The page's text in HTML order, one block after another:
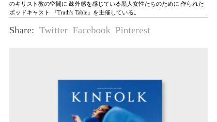
のキリスト教の空間に 疎外感を感じている黒人女性たちのために 作られた
ポッドキャスト 『Truth’s Table』を主催している。
Twitter Facebook Pinterest